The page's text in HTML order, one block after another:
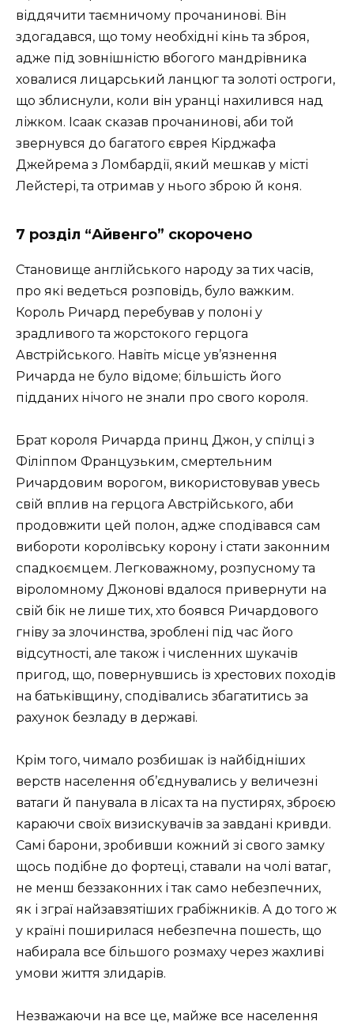
віддячити таємничому прочанинові. Він
здогадався, що тому необхідні кінь та зброя,
адже під зовнішністю вбогого мандрівника
ховалися лицарський ланцюг та золоті остроги,
що зблиснули, коли він уранці нахилився над
ліжком. Ісаак сказав прочанинові, аби той
звернувся до багатого єврея Кірджафа
Джейрема з Ломбардії, який мешкав у місті
Лейстері, та отримав у нього зброю й коня.
7 розділ “Айвенго” скорочено
Становище англійського народу за тих часів,
про які ведеться розповідь, було важким.
Король Ричард перебував у полоні у
зрадливого та жорстокого герцога
Австрійського. Навіть місце ув’язнення
Ричарда не було відоме; більшість його
підданих нічого не знали про свого короля.
Брат короля Ричарда принц Джон, у спілці з
Філіппом Французьким, смертельним
Ричардовим ворогом, використовував увесь
свій вплив на герцога Австрійського, аби
продовжити цей полон, адже сподівався сам
вибороти королівську корону і стати законним
спадкоємцем. Легковажному, розпусному та
віроломному Джонові вдалося привернути на
свій бік не лише тих, хто боявся Ричардового
гніву за злочинства, зроблені під час його
відсутності, але також і численних шукачів
пригод, що, повернувшись із хрестових походів
на батьківщину, сподівались збагатитись за
рахунок безладу в державі.
Крім того, чимало розбишак із найбідніших
верств населення об’єднувались у величезні
ватаги й панувала в лісах та на пустирях, зброєю
караючи своїх визискувачів за завдані кривди.
Самі барони, зробивши кожний зі свого замку
щось подібне до фортеці, ставали на чолі ватаг,
не менш беззаконних і так само небезпечних,
як і зграї найзавзятіших грабіжників. А до того ж
у країні поширилася небезпечна пошесть, що
набирала все більшого розмаху через жахливі
умови життя злидарів.
Незважаючи на все це, майже все населення